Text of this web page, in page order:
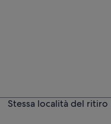
Stessa località del ritiro